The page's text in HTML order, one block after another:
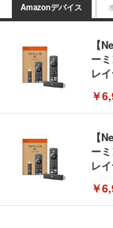
Amazonデバイス
【
ー
レ
￥
【
ー
レ
￥